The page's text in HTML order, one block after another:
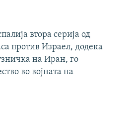
втора серија од
против Израел, додека
на Иран, го
во војната на